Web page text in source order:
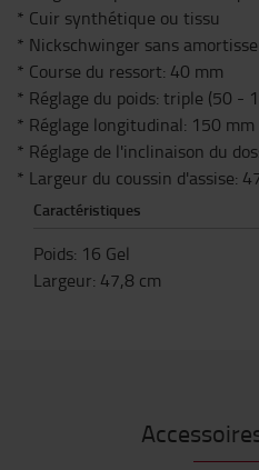
* Cuir synthétique ou tissu
* Nickschwinger sans
* Course du ressort: 40 mm
* Réglage du poids: triple (50 -
* Réglage longitudinal: 150 mm
* Réglage de l'inclinaison du
* Largeur du coussin d'assise:
Caractéristiques
Poids: 16 Gel
Largeur: 47,8 cm